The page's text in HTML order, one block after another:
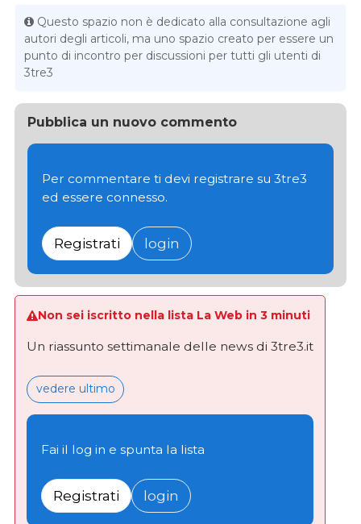
Questo spazio non è dedicato alla consultazione agli
autori degli articoli, ma uno spazio creato per essere un
punto di incontro per discussioni per tutti gli utenti di
3tre3
Pubblica un nuovo commento
Per commentare ti devi registrare su 3tre3
ed essere connesso.
Registrati login
Non sei iscritto nella lista La Web in 3 minuti
Un riassunto settimanale delle news di 3tre3.it
vedere ultimo
Fai il log in e spunta la lista
Registrati login